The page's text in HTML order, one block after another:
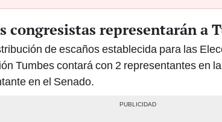
congresistas representarán a
de escaños establecida para las
Tumbes contará con 2 representantes en
en el Senado.